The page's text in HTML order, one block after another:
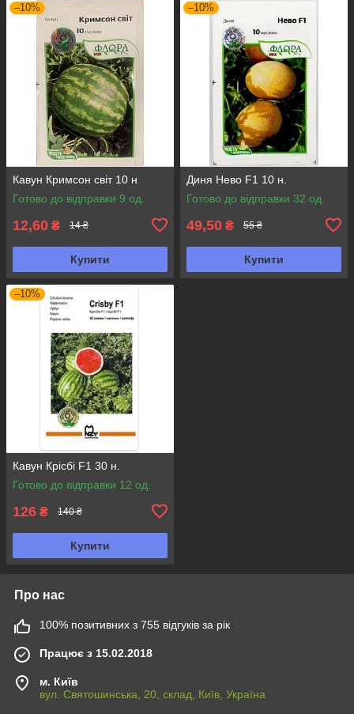
–10%
Кавун Кримсон світ 10 н
Готово до відправки 9 од.
12,60 ₴ 14 ₴
Купити
–10%
Диня Нево F1 10 н.
Готово до відправки 32 од.
49,50 ₴ 55 ₴
Купити
–10%
Кавун Крісбі F1 30 н.
Готово до відправки 12 од.
126 ₴ 140 ₴
Купити
Про нас
100% позитивних з 755 відгуків за рік
Працює з 15.02.2018
м. Київ
вул. Святошинська, 20, склад, Київ, Україна